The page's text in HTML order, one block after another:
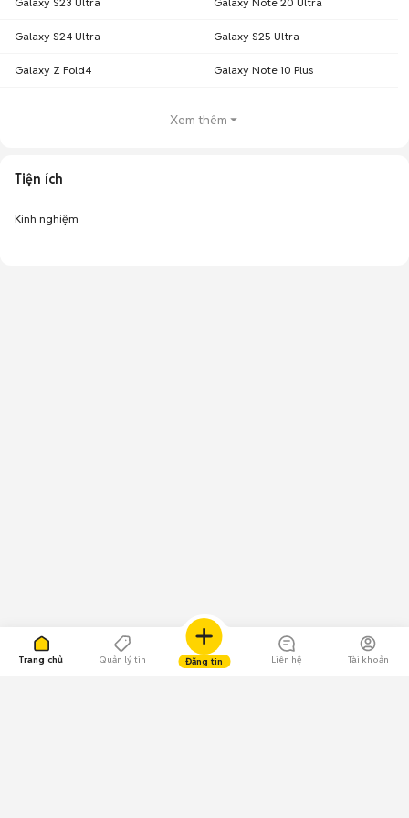
Trang chủ Quản lý tin Đăng tin Liên hệ Tài khoản
Galaxy S24 Ultra Galaxy S25 Ultra
Galaxy Z Fold4 Galaxy Note 10 Plus
Xem thêm
Tiện ích
Kinh nghiệm